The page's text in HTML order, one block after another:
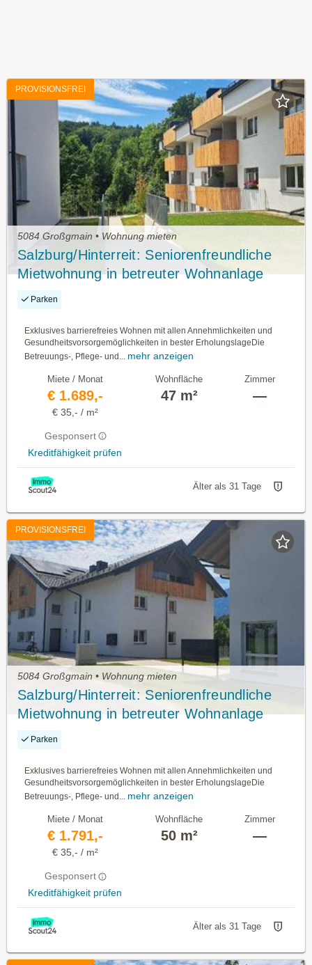
PROVISIONSFREI
5084 Großgmain • Wohnung mieten
Salzburg/Hinterreit: Seniorenfreundliche
Mietwohnung in betreuter Wohnanlage
Haus A, Top 15 mit ca. 47,35m² WNFL.
Parken
Exklusives barrierefreies Wohnen mit allen Annehmlichkeiten und
Gesundheitsvorsorgemöglichkeiten in bester ErholungslageDie
Betreuungs-, Pflege- und... mehr anzeigen
Miete / Monat
€ 1.689,-
€ 35,- / m²
Gesponsert
Kreditfähigkeit prüfen
Wohnfläche
47 m²
Zimmer
—
Älter als 31 Tage
PROVISIONSFREI
5084 Großgmain • Wohnung mieten
Salzburg/Hinterreit: Seniorenfreundliche
Mietwohnung in betreuter Wohnanlage
Haus B, Top 4 mit ca. 50,36m² WNFL.
Parken
Exklusives barrierefreies Wohnen mit allen Annehmlichkeiten und
Gesundheitsvorsorgemöglichkeiten in bester ErholungslageDie
Betreuungs-, Pflege- und... mehr anzeigen
Miete / Monat
€ 1.791,-
€ 35,- / m²
Gesponsert
Kreditfähigkeit prüfen
Wohnfläche
50 m²
Zimmer
—
Älter als 31 Tage